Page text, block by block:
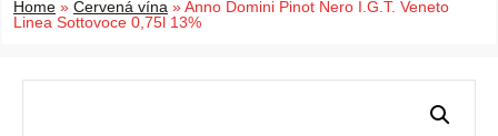
Home » Červená vína »Anno Domini Pinot Nero I.G.T. Veneto
Linea Sottovoce 0,75l 13%